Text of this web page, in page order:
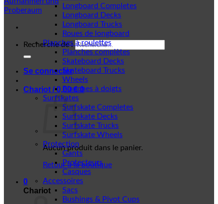
Recherche de :
Se connecter
Chariot /0,00€ 0
Aucun produit dans le panier.
Retour à la boutique
0
Chariot
Longboard Completes
Longboard Decks
Longboard Trucks
Roues de longboard
Planches à roulettes
Planches complètes
Skateboard Decks
Skateboard Trucks
Wheels
Planches à doigts
Surfskates
Surfskate Completes
Surfskate Decks
Surfskate Trucks
Surfskate Wheels
Protection
Gants
Protecteurs
Casques
Accessoires
Sacs
Bushings & Pivot Cups